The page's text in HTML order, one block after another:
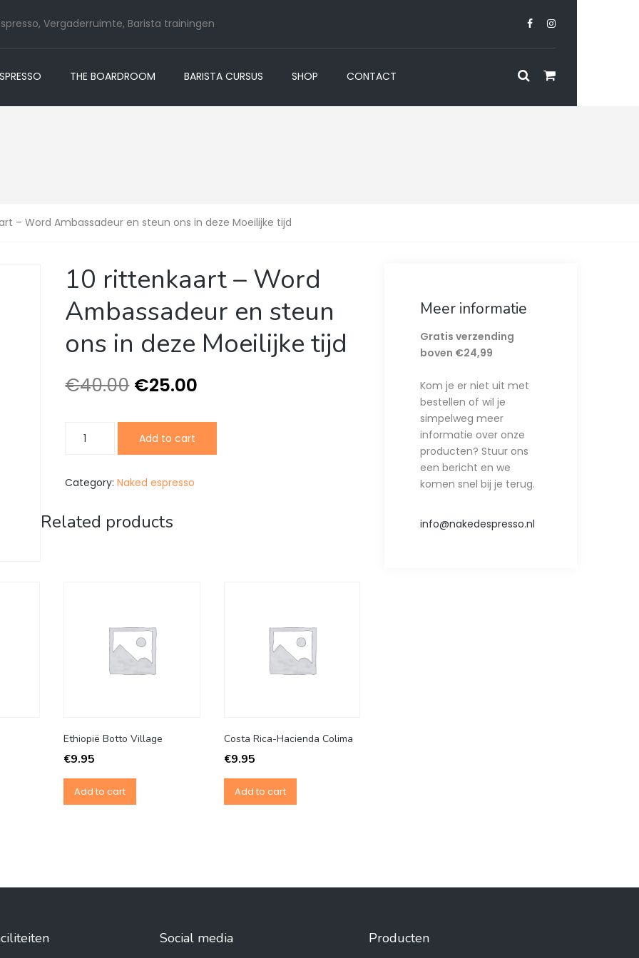
Vergaderruimte, Barista trainingen
THE BOARDROOM BARISTA CURSUS SHOP CONTACT
– Word Ambassadeur en steun ons in deze Moeilijke tijd
10 rittenkaart – Word
Ambassadeur en steun
ons in deze Moeilijke tijd
€40.00 €25.00
rittenkaart
Word
steun
quantity
Add to cart
Category:Naked espresso
Related products
Ethiopië Botto Village
€9.95
Add to cart
Costa Rica-Hacienda Colima
€9.95
Add to cart
Meer informatie
Gratis verzending
boven €24,99
Kom je er niet uit met
bestellen of wil je
simpelweg meer
informatie over onze
producten? Stuur ons
een bericht en we
komen snel bij je terug.
info@nakedespresso.nl
Social media Producten